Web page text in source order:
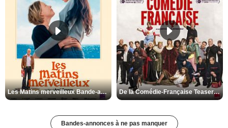
Les Matins merveilleux Bande-annonce VF De la Comédie-Française Teaser VF
Bandes-annonces à ne pas manquer